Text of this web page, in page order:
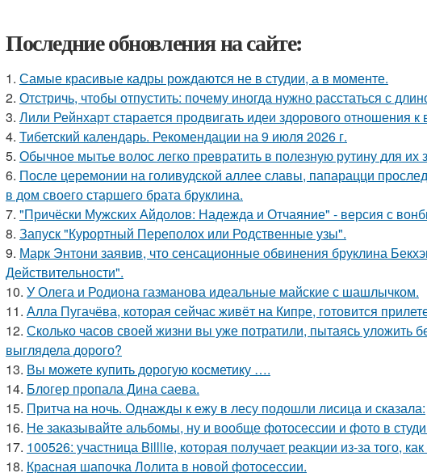
Последние обновления на сайте:
1. Самые красивые кадры рождаются не в студии, а в моменте.
2. Отстричь, чтобы отпустить: почему иногда нужно расстаться с
3. Лили Рейнхарт старается продвигать идеи здорового отношения к
4. Тибетский календарь. Рекомендации на 9 июля 2026 г.
5. Обычное мытье волос легко превратить в полезную рутину для их
6. После церемонии на голивудской аллее славы, папарацци
в дом своего старшего брата бруклина.
7. "Причёски Мужских Айдолов: Надежда и Отчаяние" - версия с
8. Запуск "Курортный Переполох или Родственные узы".
9. Марк Энтони заявив, что сенсационные обвинения бруклина
Действительности".
10. У Олега и Родиона газманова идеальные майские с шашлычком.
11. Алла Пугачёва, которая сейчас живёт на Кипре, готовится
12. Сколько часов своей жизни вы уже потратили, пытаясь уложить
выглядела дорого?
13. Вы можете купить дорогую косметику ….
14. Блогер пропала Дина саева.
15. Притча на ночь. Однажды к ежу в лесу подошли лисица и сказала:
16. Не заказывайте альбомы, ну и вообще фотосессии и фото в
17. 100526: участница Billlie, которая получает реакции из-за того,
18. Красная шапочка Лолита в новой фотосессии.